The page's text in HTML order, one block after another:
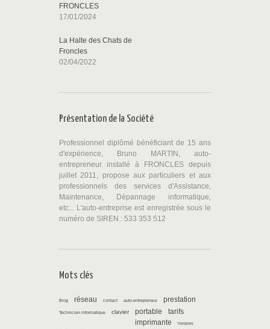
FRONCLES
17/01/2024
La Halte des Chats de
Froncles
02/04/2022
Présentation de la Société
Professionnel diplômé bénéficiant de 15 ans
d'expérience, Bruno MARTIN, auto-
entrepreneur installé à FRONCLES depuis
juillet 2011, propose aux particuliers et aux
professionnels des services d'Assistance,
Maintenance, Dépannage informatique,
etc... L'auto-entreprise est enregistrée sous le
numéro de SIREN : 533 353 512
Mots clés
Blog réseau contact auto-entrepreneur prestation
Technicien informatique clavier portable
tarifs
imprimante
horaires